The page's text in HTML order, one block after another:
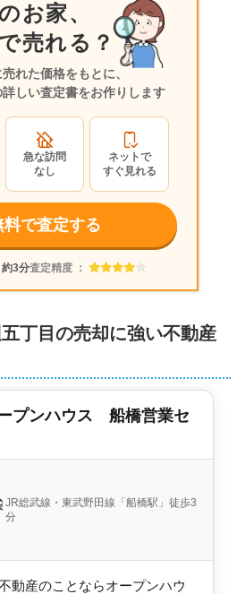
辺五丁目
土地面積:98㎡
辺五丁目
築年数:14年
土地面積:111㎡
辺五丁目
お家、
で売れる？
れた価格をもとに、
しい査定書をお作りします
急な訪問
なし
ネットで
すぐ見れる
料で査定する
約3分査定精度 ：
丁目の売却に強い不動産
プンハウス 船橋営業セ
JR総武線・東武野田線「船橋駅」徒歩3
分
動産のことならオープンハウ